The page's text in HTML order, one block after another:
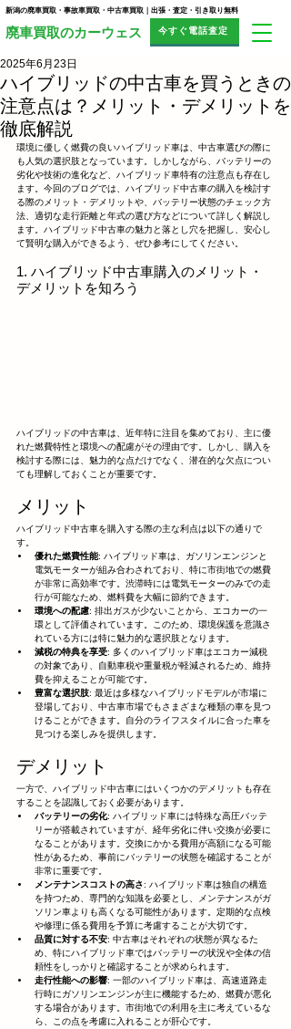
今すぐ電話査定
​廃車買取のカーウェス
新潟の廃車買取・事故車買取・中古車買取｜出張・査定・引き取り無料
ハイブリッドの中古車を買うときの
注意点は？メリット・デメリットを
徹底解説
2025年6月23日
環境に優しく燃費の良いハイブリッド車は、中古車選びの際に
も人気の選択肢となっています。しかしながら、バッテリーの
劣化や技術の進化など、ハイブリッド車特有の注意点も存在し
ます。今回のブログでは、ハイブリッド中古車の購入を検討す
る際のメリット・デメリットや、バッテリー状態のチェック方
法、適切な走行距離と年式の選び方などについて詳しく解説し
ます。ハイブリッド中古車の魅力と落とし穴を把握し、安心し
て賢明な購入ができるよう、ぜひ参考にしてください。
1. ハイブリッド中古車購入のメリット・
デメリットを知ろう
ハイブリッドの中古車は、近年特に注目を集めており、主に優
れた燃費特性と環境への配慮がその理由です。しかし、購入を
検討する際には、魅力的な点だけでなく、潜在的な欠点につい
ても理解しておくことが重要です。
メリット
ハイブリッド中古車を購入する際の主な利点は以下の通りで
す。
優れた燃費性能: ハイブリッド車は、ガソリンエンジンと
電気モーターが組み合わされており、特に市街地での燃費
が非常に高効率です。渋滞時には電気モーターのみでの走
行が可能なため、燃料費を大幅に節約できます。
環境への配慮: 排出ガスが少ないことから、エコカーの一
環として評価されています。このため、環境保護を意識さ
れている方には特に魅力的な選択肢となります。
減税の特典を享受: 多くのハイブリッド車はエコカー減税
の対象であり、自動車税や重量税が軽減されるため、維持
費を抑えることが可能です。
豊富な選択肢: 最近は多様なハイブリッドモデルが市場に
登場しており、中古車市場でもさまざまな種類の車を見つ
けることができます。自分のライフスタイルに合った車を
見つける楽しみを提供します。
デメリット
一方で、ハイブリッド中古車にはいくつかのデメリットも存在
することを認識しておく必要があります。
バッテリーの劣化: ハイブリッド車には特殊な高圧バッテ
リーが搭載されていますが、経年劣化に伴い交換が必要に
なることがあります。交換にかかる費用が高額になる可能
性があるため、事前にバッテリーの状態を確認することが
非常に重要です。
メンテナンスコストの高さ: ハイブリッド車は独自の構造
を持つため、専門的な知識を必要とし、メンテナンスがガ
ソリン車よりも高くなる可能性があります。定期的な点検
や修理に係る費用を予算に考慮することが大切です。
品質に対する不安: 中古車はそれぞれの状態が異なるた
め、特にハイブリッド車ではバッテリーの状況や全体の信
頼性をしっかりと確認することが求められます。
走行性能への影響: 一部のハイブリッド車は、高速道路走
行時にガソリンエンジンが主に機能するため、燃費が悪化
する場合があります。市街地での利用を主に考えているな
ら、この点を考慮に入れることが肝心です。